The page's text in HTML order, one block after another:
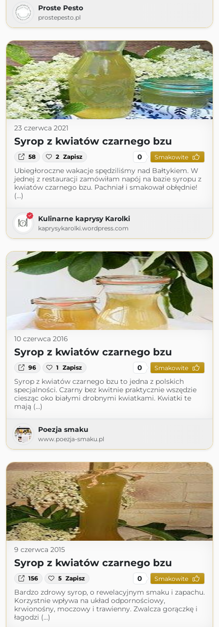
Proste Pesto
prostepesto.pl
23 czerwca 2021
Syrop z kwiatów czarnego bzu
58 2 Zapisz 0 Smakowite
Ubiegłoroczne wakacje spędziliśmy nad Bałtykiem. W
jednej z restauracji zamówiłam napój na bazie syropu z
kwiatów czarnego bzu. Pachniał i smakował obłędnie!
(...)
Kulinarne kaprysy Karolki
kaprysykarolki.wordpress.com
10 czerwca 2016
Syrop z kwiatów czarnego bzu
96 1 Zapisz 0 Smakowite
Syrop z kwiatów czarnego bzu to jedna z polskich
specjalności. Czarny bez kwitnie praktycznie wszędzie
ciesząc oko białymi drobnymi kwiatkami. Kwiatki te
mają (...)
Poezja smaku
www.poezja-smaku.pl
9 czerwca 2015
Syrop z kwiatów czarnego bzu
156 5 Zapisz 0 Smakowite
Bardzo zdrowy syrop, o rewelacyjnym smaku i zapachu.
Korzystnie wpływa na układ odpornościowy,
krwionośny, moczowy i trawienny. Zwalcza gorączkę i
łagodzi (...)